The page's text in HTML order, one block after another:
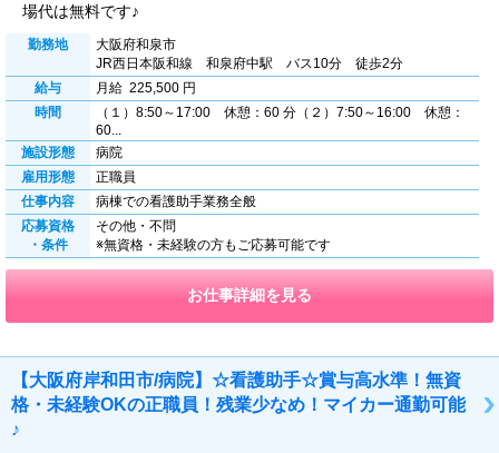
場代は無料です♪
勤務地
大阪府和泉市
JR西日本阪和線 和泉府中駅 バス10分 徒歩2分
給与
月給 225,500 円
時間
（１）8:50～17:00 休憩：60 分（２）7:50～16:00 休憩：
60...
施設形態
病院
雇用形態
正職員
仕事内容
病棟での看護助手業務全般
応募資格
・条件
その他・不問
※無資格・未経験の方もご応募可能です
お仕事詳細を見る
【大阪府岸和田市/病院】☆看護助手☆賞与高水準！無資
格・未経験OKの正職員！残業少なめ！マイカー通勤可能
♪